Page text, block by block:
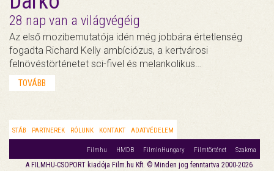
28 nap van a világvégéig
Az első mozibemutatója idén még jobbára értetlenség
fogadta Richard Kelly ambíciózus, a kertvárosi
felnövéstörténetet sci-fivel és melankolikus…
TOVÁBB
STÁB PARTNEREK RÓLUNK KONTAKT ADATVÉDELEM
Filmhu HMDB FilmInHungary Filmtörténet Szakma
A FILMHU-CSOPORT kiadója Film.hu Kft. © Minden jog fenntartva 2000-2026